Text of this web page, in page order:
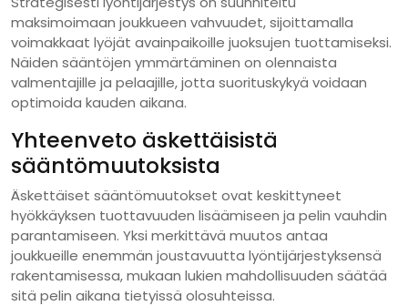
maksimoimaan joukkueen vahvuudet, sijoittamalla
voimakkaat lyöjät avainpaikoille juoksujen tuottamiseksi.
Näiden sääntöjen ymmärtäminen on olennaista
valmentajille ja pelaajille, jotta suorituskykyä voidaan
optimoida kauden aikana.
Yhteenveto äskettäisistä
sääntömuutoksista
Äskettäiset sääntömuutokset ovat keskittyneet
hyökkäyksen tuottavuuden lisäämiseen ja pelin vauhdin
parantamiseen. Yksi merkittävä muutos antaa
joukkueille enemmän joustavuutta lyöntijärjestyksensä
rakentamisessa, mukaan lukien mahdollisuuden säätää
sitä pelin aikana tietyissä olosuhteissa.